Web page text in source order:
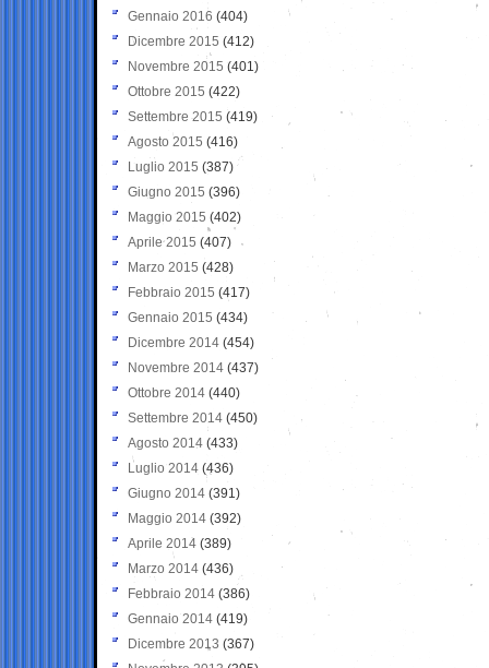
Gennaio 2016 (404)
Dicembre 2015 (412)
Novembre 2015 (401)
Ottobre 2015 (422)
Settembre 2015 (419)
Agosto 2015 (416)
Luglio 2015 (387)
Giugno 2015 (396)
Maggio 2015 (402)
Aprile 2015 (407)
Marzo 2015 (428)
Febbraio 2015 (417)
Gennaio 2015 (434)
Dicembre 2014 (454)
Novembre 2014 (437)
Ottobre 2014 (440)
Settembre 2014 (450)
Agosto 2014 (433)
Luglio 2014 (436)
Giugno 2014 (391)
Maggio 2014 (392)
Aprile 2014 (389)
Marzo 2014 (436)
Febbraio 2014 (386)
Gennaio 2014 (419)
Dicembre 2013 (367)